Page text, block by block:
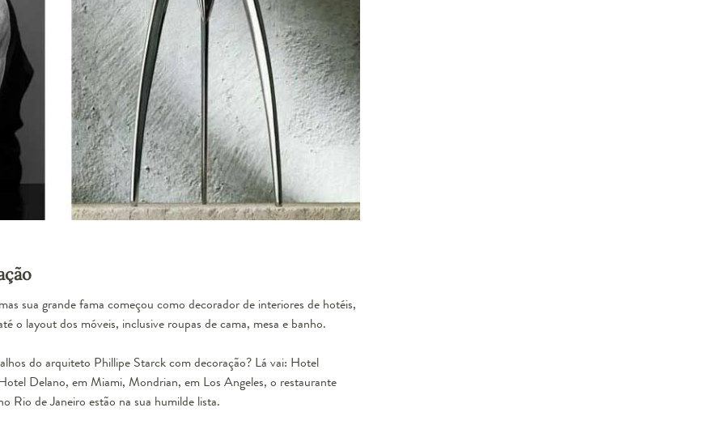
sua grande fama começou como decorador de interiores de hotéis,
o layout dos móveis, inclusive roupas de cama, mesa e banho.
do arquiteto Phillipe Starck com decoração? Lá vai: Hotel
Delano, em Miami, Mondrian, em Los Angeles, o restaurante
Rio de Janeiro estão na sua humilde lista.